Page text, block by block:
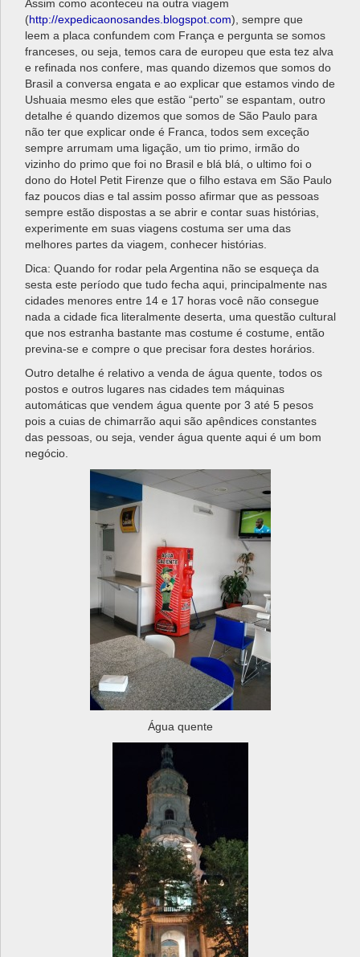
Assim como aconteceu na outra viagem
(http://expedicaonosandes.blogspot.com), sempre que
leem a placa confundem com França e pergunta se somos
franceses, ou seja, temos cara de europeu que esta tez alva
e refinada nos confere, mas quando dizemos que somos do
Brasil a conversa engata e ao explicar que estamos vindo de
Ushuaia mesmo eles que estão “perto” se espantam, outro
detalhe é quando dizemos que somos de São Paulo para
não ter que explicar onde é Franca, todos sem exceção
sempre arrumam uma ligação, um tio primo, irmão do
vizinho do primo que foi no Brasil e blá blá, o ultimo foi o
dono do Hotel Petit Firenze que o filho estava em São Paulo
faz poucos dias e tal assim posso afirmar que as pessoas
sempre estão dispostas a se abrir e contar suas histórias,
experimente em suas viagens costuma ser uma das
melhores partes da viagem, conhecer histórias.
Dica: Quando for rodar pela Argentina não se esqueça da
sesta este período que tudo fecha aqui, principalmente nas
cidades menores entre 14 e 17 horas você não consegue
nada a cidade fica literalmente deserta, uma questão cultural
que nos estranha bastante mas costume é costume, então
previna-se e compre o que precisar fora destes horários.
Outro detalhe é relativo a venda de água quente, todos os
postos e outros lugares nas cidades tem máquinas
automáticas que vendem água quente por 3 até 5 pesos
pois a cuias de chimarrão aqui são apêndices constantes
das pessoas, ou seja, vender água quente aqui é um bom
negócio.
Água quente